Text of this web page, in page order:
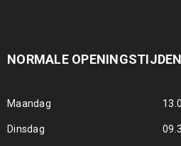
NORMALE
Maandag
Dinsdag